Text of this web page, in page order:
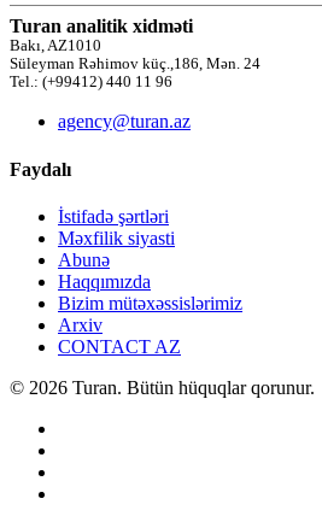
Turan analitik xidməti
Bakı, AZ1010
Süleyman Rəhimov küç.,186, Mən. 24
Tel.: (+99412) 440 11 96
agency@turan.az
Faydalı
İstifadə şərtləri
Məxfilik siyasti
Abunə
Haqqımızda
Bizim mütəxəssislərimiz
Arxiv
CONTACT AZ
© 2026 Turan. Bütün hüquqlar qorunur.